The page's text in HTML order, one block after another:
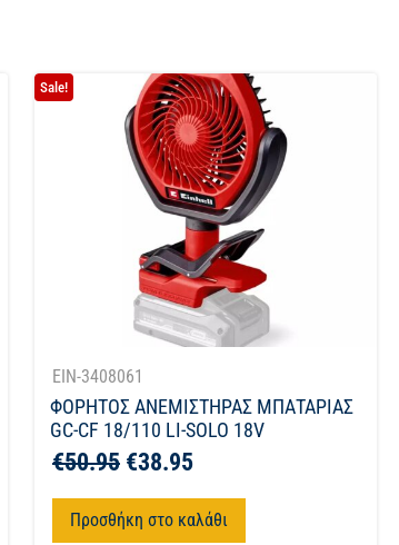
Sale!
EIN-3408061
ΦΟΡΗΤΟΣ ΑΝΕΜΙΣΤΗΡΑΣ ΜΠΑΤΑΡΙΑΣ
GC-CF 18/110 LI-SOLO 18V
€50.95 €38.95
Προσθήκη στο καλάθι